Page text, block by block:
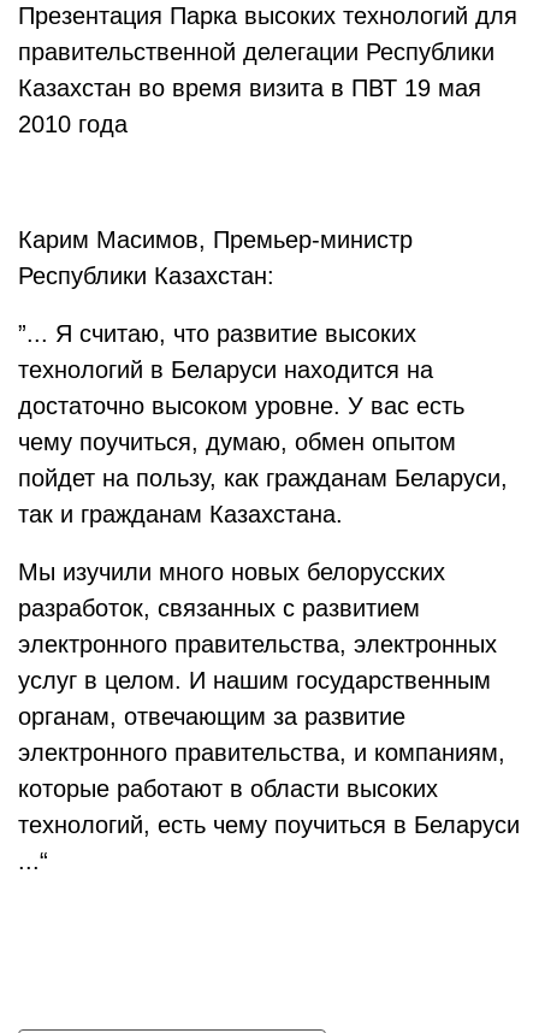
Презентация Парка высоких технологий для
правительственной делегации Республики
Казахстан во время визита в ПВТ 19 мая
2010 года
Карим Масимов, Премьер-министр
Республики Казахстан:
”... Я считаю, что развитие высоких
технологий в Беларуси находится на
достаточно высоком уровне. У вас есть
чему поучиться, думаю, обмен опытом
пойдет на пользу, как гражданам Беларуси,
так и гражданам Казахстана.
Мы изучили много новых белорусских
разработок, связанных с развитием
электронного правительства, электронных
услуг в целом. И нашим государственным
органам, отвечающим за развитие
электронного правительства, и компаниям,
которые работают в области высоких
технологий, есть чему поучиться в Беларуси
...“